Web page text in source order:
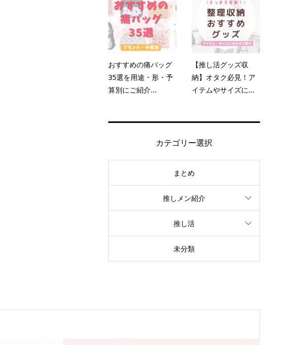
おすすめの痛バッグ
35選を用途・形・予
算別にご紹介...
【推し活グッズ収
納】オタク必見！ア
イテムやサイズに...
カテゴリー選択
まとめ
推しメン紹介
推し活
未分類